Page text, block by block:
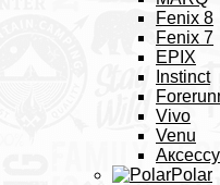
Fenix 8
Fenix 7
EPIX
Instinct
Vivo
Venu
Polar